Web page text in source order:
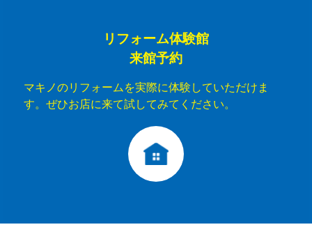
リフォーム体験館
来館予約
マキノのリフォームを実際に体験していただけま
す。ぜひお店に来て試してみてください。